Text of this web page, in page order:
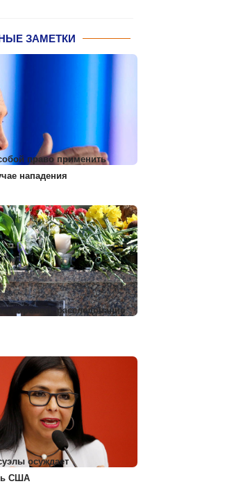
ЗАМЕТКИ
право применить
нападения
расследование
осуждает
США